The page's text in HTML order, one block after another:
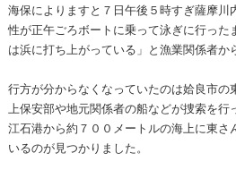
海保によりますと７日午後５時すぎ薩摩川
性が正午ごろボートに乗って泳ぎに行った
は浜に打ち上がっている」と漁業関係者か
行方が分からなくなっていたのは姶良市
上保安部や地元関係者の船などが捜索を行
江石港から約７００メートルの海上に東
いるのが見つかりました。